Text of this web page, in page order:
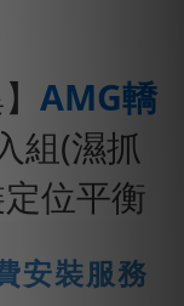
AMG轎
組(濕抓
位平衡
安裝服務